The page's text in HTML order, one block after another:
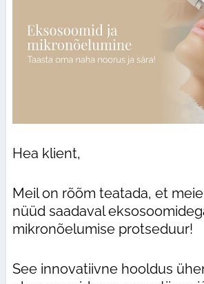
Hea klient,
Meil on rõõm teatada, et
nüüd saadaval
mikronõelumise protseduur!
See innovatiivne hooldus